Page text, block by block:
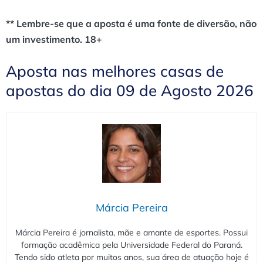
** Lembre-se que a aposta é uma fonte de diversão, não
um investimento. 18+
Aposta nas melhores casas de
apostas do dia 09 de Agosto 2026
Márcia Pereira
Márcia Pereira é jornalista, mãe e amante de esportes. Possui
formação acadêmica pela Universidade Federal do Paraná.
Tendo sido atleta por muitos anos, sua área de atuação hoje é